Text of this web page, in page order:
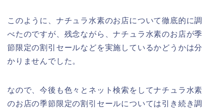
このように、ナチュラ水素のお店について徹底的に調
べたのですが、残念ながら、ナチュラ水素のお店が季
節限定の割引セールなどを実施しているかどうかは分
かりませんでした。
なので、今後も色々とネット検索をしてナチュラ水素
のお店の季節限定の割引セールについては引き続き調